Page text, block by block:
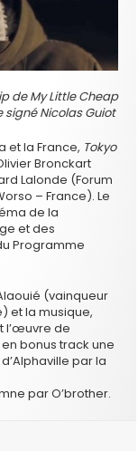
de My Little Cheap
signé Nicolas Guiot
et la France, Tokyo
Bronckart
Lalonde (Forum
– France). Le
de la
et des
Programme
(vainqueur
et la musique,
l’œuvre de
bonus track une
d’Alphaville par la
par O’brother.